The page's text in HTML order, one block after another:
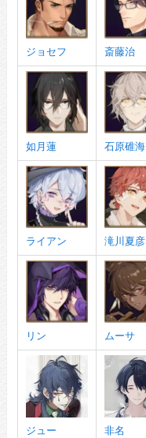
ジョセフ 斎藤治
如月蓮 石原碓海
ライアン 滝川夏彦
リン ムーサ
ジュー 非名